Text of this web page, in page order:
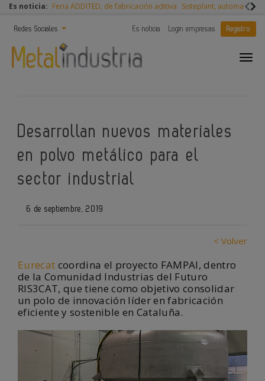
Es noticia: Feria ADDITED, de fabricación aditiva Sisteplant,
Redes Sociales Es noticia Login empresas Registro
Desarrollan nuevos materiales
en polvo metálico para el
sector industrial
6 de septiembre, 2019
< Volver
Eurecat coordina el proyecto FAMPAI, dentro
de la Comunidad Industrias del Futuro
RIS3CAT, que tiene como objetivo consolidar
un polo de innovación líder en fabricación
eficiente y sostenible en Cataluña.